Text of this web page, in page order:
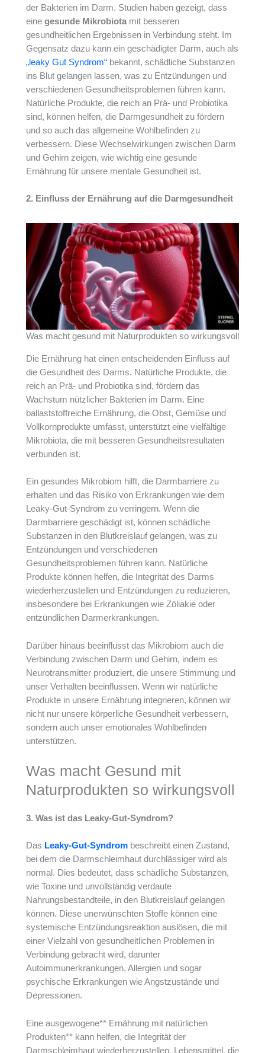
der Bakterien im Darm. Studien haben gezeigt, dass
eine gesunde Mikrobiota mit besseren
gesundheitlichen Ergebnissen in Verbindung steht. Im
Gegensatz dazu kann ein geschädigter Darm, auch als
„leaky Gut Syndrom“ bekannt, schädliche Substanzen
ins Blut gelangen lassen, was zu Entzündungen und
verschiedenen Gesundheitsproblemen führen kann.
Natürliche Produkte, die reich an Prä- und Probiotika
sind, können helfen, die Darmgesundheit zu fördern
und so auch das allgemeine Wohlbefinden zu
verbessern. Diese Wechselwirkungen zwischen Darm
und Gehirn zeigen, wie wichtig eine gesunde
Ernährung für unsere mentale Gesundheit ist.
2. Einfluss der Ernährung auf die Darmgesundheit
Was macht gesund mit Naturprodukten so wirkungsvoll
Die Ernährung hat einen entscheidenden Einfluss auf
die Gesundheit des Darms. Natürliche Produkte, die
reich an Prä- und Probiotika sind, fördern das
Wachstum nützlicher Bakterien im Darm. Eine
ballaststoffreiche Ernährung, die Obst, Gemüse und
Vollkornprodukte umfasst, unterstützt eine vielfältige
Mikrobiota, die mit besseren Gesundheitsresultaten
verbunden ist.
Ein gesundes Mikrobiom hilft, die Darmbarriere zu
erhalten und das Risiko von Erkrankungen wie dem
Leaky-Gut-Syndrom zu verringern. Wenn die
Darmbarriere geschädigt ist, können schädliche
Substanzen in den Blutkreislauf gelangen, was zu
Entzündungen und verschiedenen
Gesundheitsproblemen führen kann. Natürliche
Produkte können helfen, die Integrität des Darms
wiederherzustellen und Entzündungen zu reduzieren,
insbesondere bei Erkrankungen wie Zöliakie oder
entzündlichen Darmerkrankungen.
Darüber hinaus beeinflusst das Mikrobiom auch die
Verbindung zwischen Darm und Gehirn, indem es
Neurotransmitter produziert, die unsere Stimmung und
unser Verhalten beeinflussen. Wenn wir natürliche
Produkte in unsere Ernährung integrieren, können wir
nicht nur unsere körperliche Gesundheit verbessern,
sondern auch unser emotionales Wohlbefinden
unterstützen.
Was macht Gesund mit
Naturprodukten so wirkungsvoll
3. Was ist das Leaky-Gut-Syndrom?
Das Leaky-Gut-Syndrom beschreibt einen Zustand,
bei dem die Darmschleimhaut durchlässiger wird als
normal. Dies bedeutet, dass schädliche Substanzen,
wie Toxine und unvollständig verdaute
Nahrungsbestandteile, in den Blutkreislauf gelangen
können. Diese unerwünschten Stoffe können eine
systemische Entzündungsreaktion auslösen, die mit
einer Vielzahl von gesundheitlichen Problemen in
Verbindung gebracht wird, darunter
Autoimmunerkrankungen, Allergien und sogar
psychische Erkrankungen wie Angstzustände und
Depressionen.
Eine ausgewogene** Ernährung mit natürlichen
Produkten** kann helfen, die Integrität der
Darmschleimhaut wiederherzustellen. Lebensmittel, die